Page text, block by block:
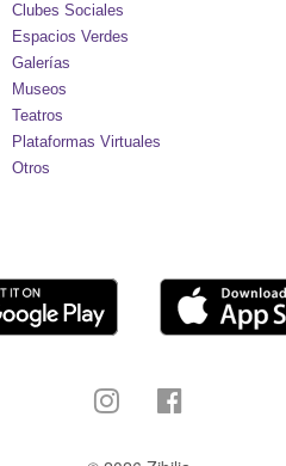
Clubes Sociales
Espacios Verdes
Galerías
Museos
Teatros
Plataformas Virtuales
Otros